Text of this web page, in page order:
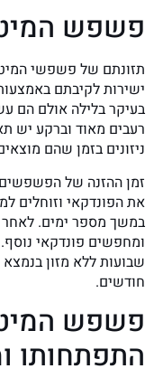
פשפש
תזונתם של פשפשי
ישירות לקיבתם
בעיקר בלילה אולם הם
רעבים מאוד וברקע יש
ניזונים בזמן שהם
את הפונדקאי וזוחלים
במשך מספר ימים. לאחר
ומחפשים פונדקאי
שבועות ללא מזון
חודשים.
פשפש
התפתחותו